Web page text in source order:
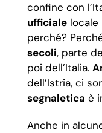
confine con
ufficialelocale
perché?
secoli, parte
poi dell’Italia.
dell’Istria, ci
segnaletica è
Anche in